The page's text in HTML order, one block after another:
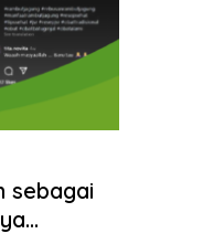
sebagai